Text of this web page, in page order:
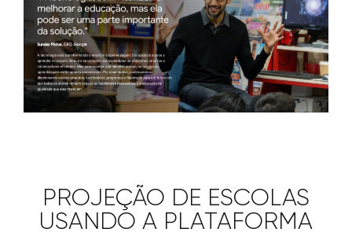
PROJEÇÃO DE ESCOLAS
USANDO A PLATAFORMA